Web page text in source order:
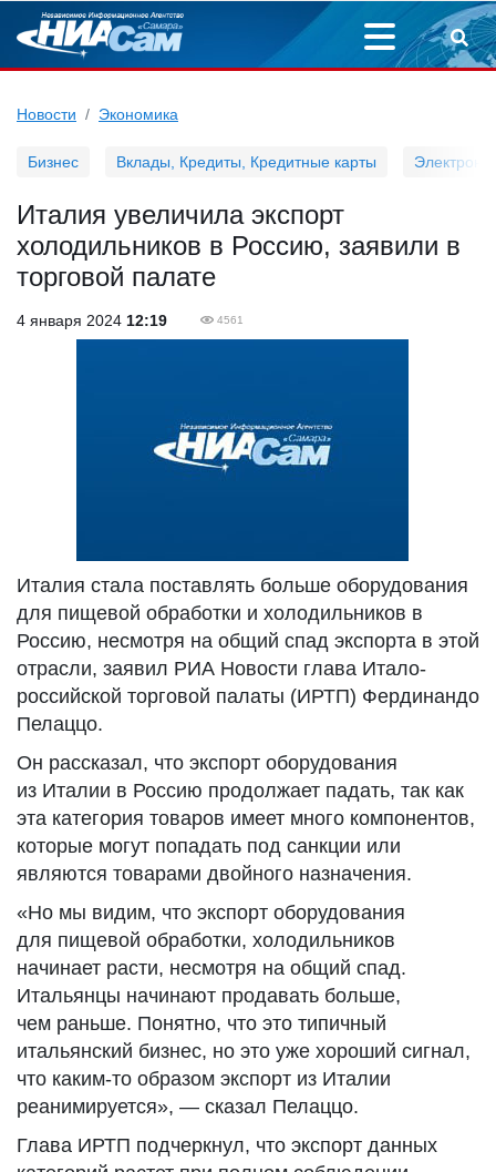
Новости Экономика
Бизнес Вклады, Кредиты, Кредитные карты
Италия увеличила экспорт
холодильников в Россию, заявили в
торговой палате
4 января 2024 12:19 4561
Италия стала поставлять больше оборудования
для пищевой обработки и холодильников в
Россию, несмотря на общий спад экспорта в этой
отрасли, заявил РИА Новости глава Итало-
российской торговой палаты (ИРТП) Фердинандо
Пелаццо.
Он рассказал, что экспорт оборудования
из Италии в Россию продолжает падать, так как
эта категория товаров имеет много компонентов,
которые могут попадать под санкции или
являются товарами двойного назначения.
«Но мы видим, что экспорт оборудования
для пищевой обработки, холодильников
начинает расти, несмотря на общий спад.
Итальянцы начинают продавать больше,
чем раньше. Понятно, что это типичный
итальянский бизнес, но это уже хороший сигнал,
что каким-то образом экспорт из Италии
реанимируется», — сказал Пелаццо.
Глава ИРТП подчеркнул, что экспорт данных